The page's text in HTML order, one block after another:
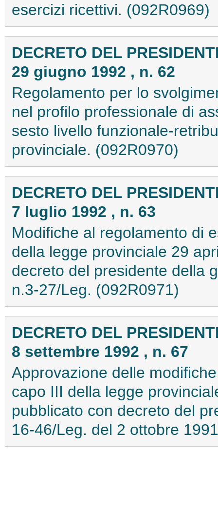
esercizi ricettivi. (092R0969)
DECRETO DEL
29 giugno 1992 , n. 62
Regolamento per lo
nel profilo professionale di
sesto livello funzionale-
provinciale. (092R0970)
DECRETO DEL
7 luglio 1992 , n. 63
Modifiche al regolamento di
della legge provinciale 29
decreto del presidente della
n.3-27/Leg. (092R0971)
DECRETO DEL
8 settembre 1992 , n. 67
Approvazione delle
capo III della legge
pubblicato con decreto del
16-46/Leg. del 2 ottobre